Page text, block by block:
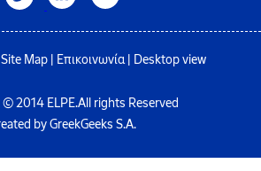
Site Map Επικοινωνία| Desktop view
2014 ELPE.All rights Reserved
by GreekGeeks S.A.